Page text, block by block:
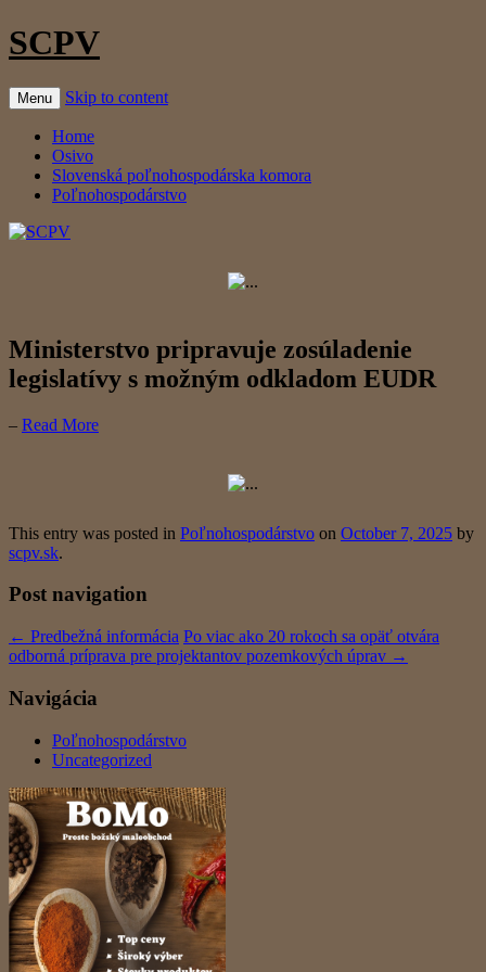
SCPV
Menu Skip to content
Home
Osivo
Slovenská poľnohospodárska komora
Poľnohospodárstvo
Ministerstvo pripravuje zosúladenie
legislatívy s možným odkladom EUDR
– Read More
This entry was posted in Poľnohospodárstvo on October 7, 2025 by
scpv.sk.
Post navigation
← Predbežná informácia Po viac ako 20 rokoch sa opäť otvára
odborná príprava pre projektantov pozemkových úprav →
Navigácia
Poľnohospodárstvo
Uncategorized